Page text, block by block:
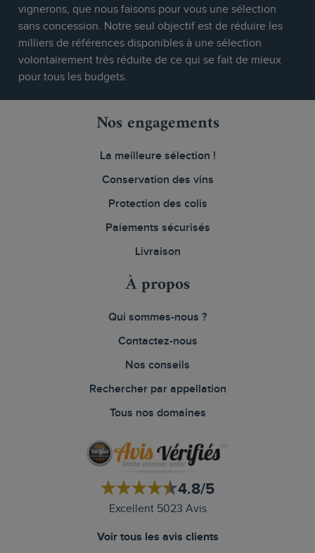
vignerons, que nous faisons pour vous une sélection
sans concession. Notre seul objectif est de réduire les
milliers de références disponibles à une sélection
volontairement très réduite de ce qui se fait de mieux
pour tous les budgets.
Nos engagements
La meilleure sélection !
Conservation des vins
Protection des colis
Paiements sécurisés
Livraison
À propos
Qui sommes-nous ?
Contactez-nous
Nos conseils
Rechercher par appellation
Tous nos domaines
4.8/5
Excellent 5023 Avis
Voir tous les avis clients